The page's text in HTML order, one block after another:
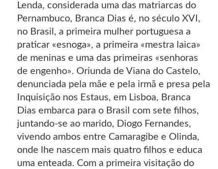
Lenda, considerada uma das matriarcas do
Pernambuco, Branca Dias é, no século XVI,
no Brasil, a primeira mulher portuguesa a
praticar «esnoga», a primeira «mestra laica»
de meninas e uma das primeiras «senhoras
de engenho». Oriunda de Viana do Castelo,
denunciada pela mãe e pela irmã e presa pela
Inquisição nos Estaus, em Lisboa, Branca
Dias embarca para o Brasil com sete filhos,
juntando-se ao marido, Diogo Fernandes,
vivendo ambos entre Camaragibe e Olinda,
onde lhe nascem mais quatro filhos e educa
uma enteada. Com a primeira visitação do